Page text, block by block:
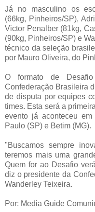
Já no masculino os
(66kg, Pinheiros/SP),
Victor Penalber (81kg,
(90kg, Pinheiros/SP) e
técnico da seleção
por Mauro Oliveira, do
O formato de
Confederação Brasileira
de disputa por equipes
times. Esta será a
evento já aconteceu
Paulo (SP) e Betim (MG).
"Buscamos sempre
teremos mais uma
Quem for ao Desafio
diz o presidente da
Wanderley Teixeira.
Por: Media Guide